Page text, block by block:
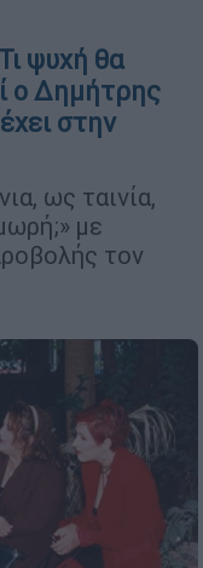
ψυχή θα
ο Δημήτρης
στην
ως ταινία,
με
τον